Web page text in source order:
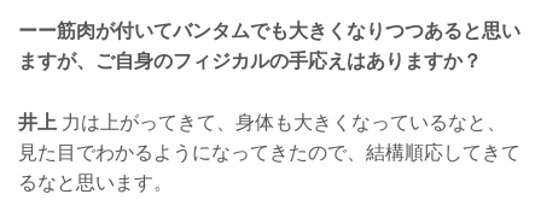
ーー筋肉が付いてバンタムでも大きくなりつつあると思い
ますが、ご自身のフィジカルの手応えはありますか？
井上 力は上がってきて、身体も大きくなっているなと、
見た目でわかるようになってきたので、結構順応してきて
るなと思います。